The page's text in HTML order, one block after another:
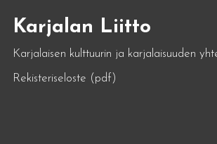
Karjalan Liitto
Karjalaisen kulttuurin ja karjalaisuuden
Rekisteriseloste (pdf)